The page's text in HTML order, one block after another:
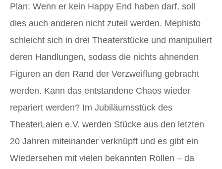
Plan: Wenn er kein Happy End haben darf, soll
dies auch anderen nicht zuteil werden. Mephisto
schleicht sich in drei Theaterstücke und manipuliert
deren Handlungen, sodass die nichts ahnenden
Figuren an den Rand der Verzweiflung gebracht
werden. Kann das entstandene Chaos wieder
repariert werden? Im Jubiläumsstück des
TheaterLaien e.V. werden Stücke aus den letzten
20 Jahren miteinander verknüpft und es gibt ein
Wiedersehen mit vielen bekannten Rollen – da